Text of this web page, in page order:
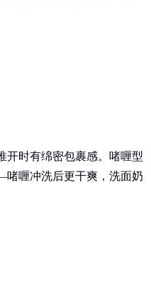
开时有绵密包裹感。啫喱型
喱冲洗后更干爽，洗面奶